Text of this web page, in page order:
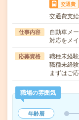
交通費
交通費支給
仕事内容
自動車メ
対応をメ
応募資格
職種未経
職種未経
まずはご
職場の雰囲気
年齢層